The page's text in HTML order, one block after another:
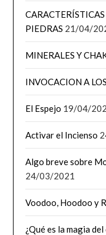
PIEDRAS 21/04/
MINERALES Y
INVOCACION A
El Espejo 19/04/
Activar el Incienso
Algo breve sobre
24/03/2021
Voodoo, Hoodoo y
¿Qué es la magia del